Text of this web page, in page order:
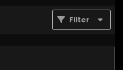
Filter